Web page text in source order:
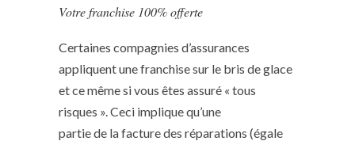
Votre franchise 100% offerte
Certaines compagnies d’assurances
appliquent une franchise sur le bris de glace
et ce même si vous êtes assuré « tous
risques ». Ceci implique qu’une
partie de la facture des réparations (égale